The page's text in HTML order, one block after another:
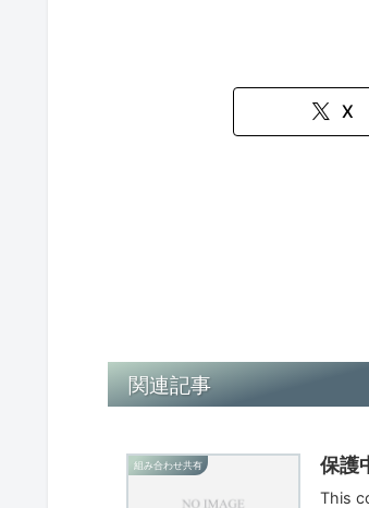
X
関連記事
組み合わせ共有 保護
This